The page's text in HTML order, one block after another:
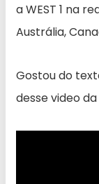
a WEST 1 na
Austrália,
Gostou do
desse video da